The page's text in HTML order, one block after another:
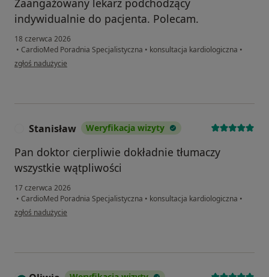
Zaangażowany lekarz podchodzący
indywidualnie do pacjenta. Polecam.
18 czerwca 2026
• CardioMed Poradnia Specjalistyczna • konsultacja kardiologiczna •
w opinii użytkownika Ola
zgłoś nadużycie
Stanisław Weryfikacja wizyty
Pan doktor cierpliwie dokładnie tłumaczy
wszystkie wątpliwości
17 czerwca 2026
• CardioMed Poradnia Specjalistyczna • konsultacja kardiologiczna •
w opinii użytkownika Stanisław
zgłoś nadużycie